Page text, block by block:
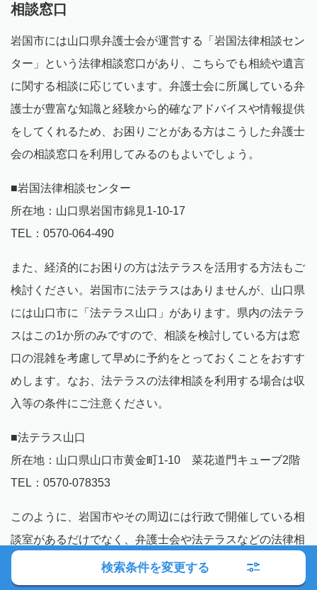
相談窓口
岩国市には山口県弁護士会が運営する「岩国法律相談セン
ター」という法律相談窓口があり、こちらでも相続や遺言
に関する相談に応じています。弁護士会に所属している弁
護士が豊富な知識と経験から的確なアドバイスや情報提供
をしてくれるため、お困りごとがある方はこうした弁護士
会の相談窓口を利用してみるのもよいでしょう。
■岩国法律相談センター
所在地：山口県岩国市錦見1-10-17
TEL：0570-064-490
また、経済的にお困りの方は法テラスを活用する方法もご
検討ください。岩国市に法テラスはありませんが、山口県
には山口市に「法テラス山口」があります。県内の法テラ
スはこの1か所のみですので、相談を検討している方は窓
口の混雑を考慮して早めに予約をとっておくことをおすす
めします。なお、法テラスの法律相談を利用する場合は収
入等の条件にご注意ください。
■法テラス山口
所在地：山口県山口市黄金町1-10 菜花道門キューブ2階
TEL：0570-078353
このように、岩国市やその周辺には行政で開催している相
談室があるだけでなく、弁護士会や法テラスなどの法律相
談窓口も多数あります。しかし、これらの窓口は相談枠が
少なかったり岩国市から遠かったりと、相談したいタイミ
検索条件を変更する